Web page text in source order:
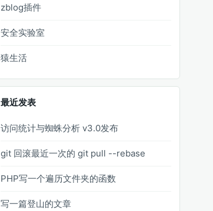
zblog插件
安全实验室
猿生活
最近发表
访问统计与蜘蛛分析 v3.0发布
git 回滚最近一次的 git pull --rebase
PHP写一个遍历文件夹的函数
写一篇登山的文章